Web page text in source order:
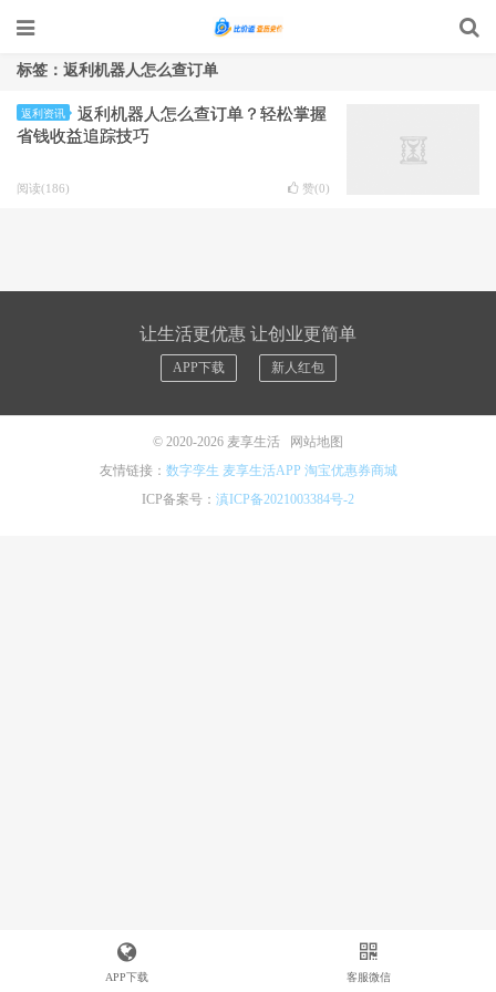
标签：返利机器人怎么查订单
返利资讯
返利机器人怎么查订单？轻松掌握
省钱收益追踪技巧
阅读(186) 赞(0)
让生活更优惠 让创业更简单
APP下载 新人红包
© 2020-2026 麦享生活
网站地图
友情链接： 数字孪生 麦享生活APP 淘宝优惠券商城
ICP备案号： 滇ICP备2021003384号-2
APP下载 客服微信